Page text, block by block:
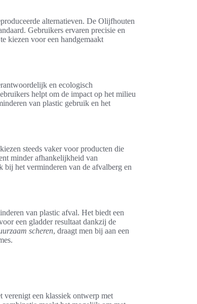
alternatieven. De Olijfhouten
Gebruikers ervaren precisie en
kiezen voor een handgemaakt
en ecologisch
helpt om de impact op het milieu
van plastic gebruik en het
steeds vaker voor producten die
minder afhankelijkheid van
het verminderen van de afvalberg en
van plastic afval. Het biedt een
een gladder resultaat dankzij de
scheren, draagt men bij aan een
verenigt een klassiek ontwerp met